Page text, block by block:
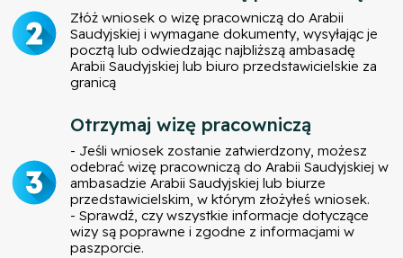
Złóż wniosek o wizę pracowniczą do Arabii
Saudyjskiej i wymagane dokumenty, wysyłając je
pocztą lub odwiedzając najbliższą ambasadę
Arabii Saudyjskiej lub biuro przedstawicielskie za
granicą
Otrzymaj wizę pracowniczą
- Jeśli wniosek zostanie zatwierdzony, możesz
odebrać wizę pracowniczą do Arabii Saudyjskiej w
ambasadzie Arabii Saudyjskiej lub biurze
przedstawicielskim, w którym złożyłeś wniosek.
- Sprawdź, czy wszystkie informacje dotyczące
wizy są poprawne i zgodne z informacjami w
paszporcie.